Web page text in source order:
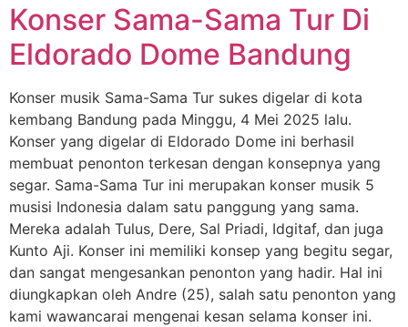
Konser Sama-Sama Tur Di
Eldorado Dome Bandung
Konser musik Sama-Sama Tur sukes digelar di kota
kembang Bandung pada Minggu, 4 Mei 2025 lalu.
Konser yang digelar di Eldorado Dome ini berhasil
membuat penonton terkesan dengan konsepnya yang
segar. Sama-Sama Tur ini merupakan konser musik 5
musisi Indonesia dalam satu panggung yang sama.
Mereka adalah Tulus, Dere, Sal Priadi, Idgitaf, dan juga
Kunto Aji. Konser ini memiliki konsep yang begitu segar,
dan sangat mengesankan penonton yang hadir. Hal ini
diungkapkan oleh Andre (25), salah satu penonton yang
kami wawancarai mengenai kesan selama konser ini.